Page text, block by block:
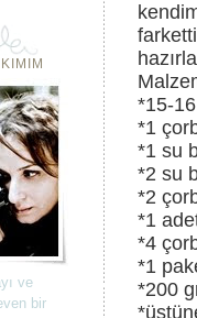
*15-
*1
*1 su
*2 su
*2
*1
*4
*1
*200
ve
bir